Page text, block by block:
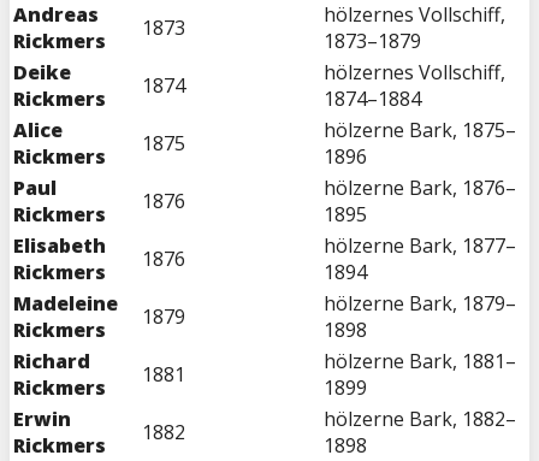
Andreas
Rickmers
1873
hölzernes Vollschiff,
1873–1879
Deike
Rickmers
1874
hölzernes Vollschiff,
1874–1884
Alice
Rickmers
1875
hölzerne Bark, 1875–
1896
Paul
Rickmers
1876
hölzerne Bark, 1876–
1895
Elisabeth
Rickmers
1876
hölzerne Bark, 1877–
1894
Madeleine
Rickmers
1879
hölzerne Bark, 1879–
1898
Richard
Rickmers
1881
hölzerne Bark, 1881–
1899
Erwin
Rickmers
1882
hölzerne Bark, 1882–
1898